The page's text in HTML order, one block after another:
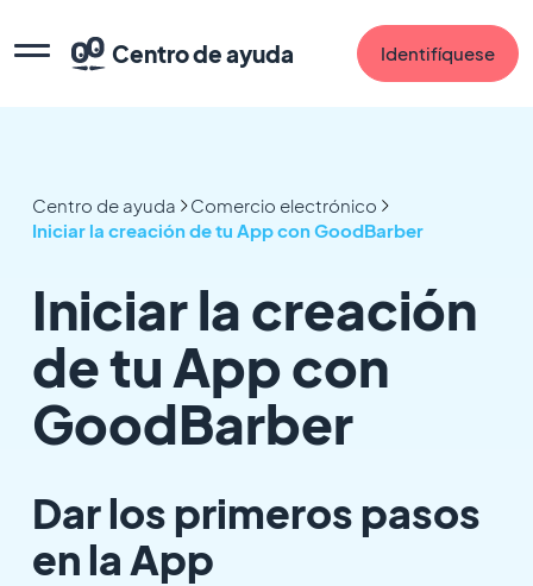
Centro de ayuda Identifíquese
Centro de ayuda
Comercio electrónico
Iniciar la creación de tu App con GoodBarber
Iniciar la creación
de tu App con
GoodBarber
Dar los primeros pasos
en la App